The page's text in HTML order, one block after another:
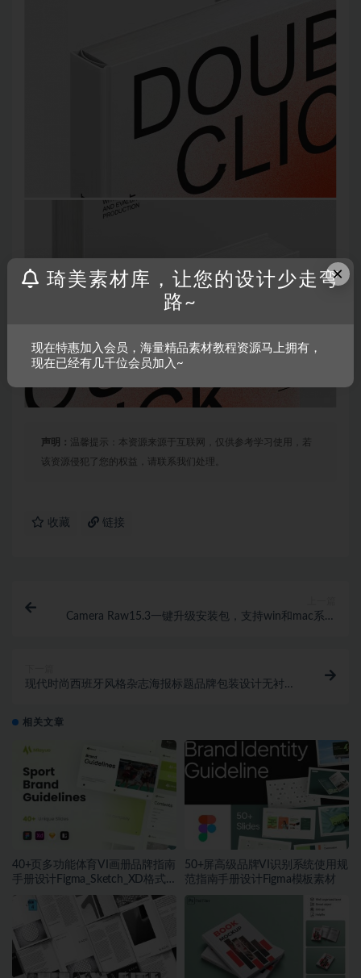
声明： 温馨提示：本资源来源于互联网，仅供参考学习使用，若
该资源侵犯了您的权益，请联系我们处理。
收藏 链接
Camera Raw15.3一键升级安装包，支持win和mac系统
现代时尚西班牙风格杂志海报标题品牌包装设计无衬线
相关文章
40+页多功能体育VI画册品牌指南
手册设计Figma_Sketch_XD格式
50+屏高级品牌VI识别系统使用规
范指南手册设计Figma模板素材
×
琦美素材库，让您的设计少走弯
路~
现在特惠加入会员，海量精品素材教程资源马上拥有，
现在已经有几千位会员加入~